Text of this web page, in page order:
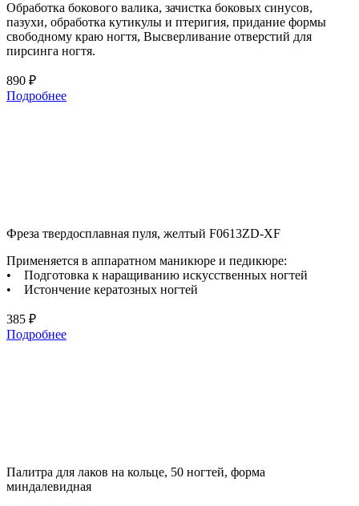
Обработка бокового валика, зачистка боковых синусов,
пазухи, обработка кутикулы и птеригия, придание формы
свободному краю ногтя, Высверливание отверстий для
пирсинга ногтя.
890 ₽
Подробнее
Фреза твердосплавная пуля, желтый F0613ZD-XF
Применяется в аппаратном маникюре и педикюре:
• Подготовка к наращиванию искусственных ногтей
• Истончение кератозных ногтей
385 ₽
Подробнее
Палитра для лаков на кольце, 50 ногтей, форма
миндалевидная